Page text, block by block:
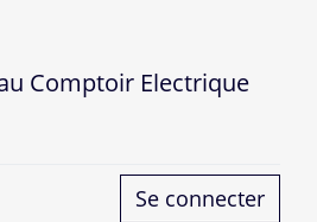
Comptoir Electrique
Se connecter